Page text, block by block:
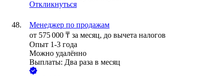
Откликнуться
Менеджер по продажам
от 575 000 ₸ за месяц, до вычета налогов
Опыт 1-3 года
Можно удалённо
Выплаты: Два раза в месяц